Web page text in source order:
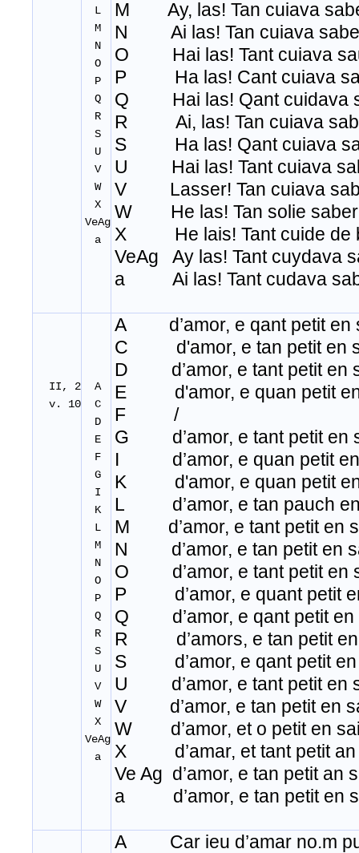
L
M
N
O
P
Q
R
S
U
V
W
X
VeAg
a
M Ay, las! Tan cuiava
N Ai las! Tan cuiava
O Hai las! Tant cuiava
P Ha las! Cant cuiava
Q Hai las! Qant cuidava
R Ai, las! Tan cuiava
S Ha las! Qant cuiava
U Hai las! Tant cuiava
V Lasser! Tan cuiava
W He las! Tan solie saber
X He lais! Tant cuide de
VeAg Ay las! Tant cuydava
a Ai las! Tant cudava
II, 2
v. 10
A
C
D
E
F
G
I
K
L
M
N
O
P
Q
R
S
U
V
W
X
VeAg
a
A d’amor, e qant petit en
C d'amor, e tan petit en
D d’amor, e tant petit en
E d'amor, e quan petit
F /
G d’amor, e tant petit en
I d’amor, e quan petit en
K d'amor, e quan petit
L d’amor, e tan pauch
M d’amor, e tant petit en
N d’amor, e tan petit en
O d’amor, e tant petit en
P d’amor, e quant petit
Q d’amor, e qant petit en
R d’amors, e tan petit en
S d’amor, e qant petit en
U d’amor, e tant petit en
V d’amor, e tan petit en
W d’amor, et o petit en
X d’amar, et tant petit an
Ve Ag d’amor, e tan petit an
a d’amor, e tan petit en
A Car ieu d’amar no.m